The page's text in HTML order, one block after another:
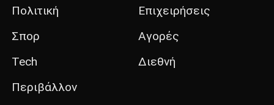
Πολιτική
Σπορ
Tech
Περιβάλλον
Επιχειρήσεις
Αγορές
Διεθνή